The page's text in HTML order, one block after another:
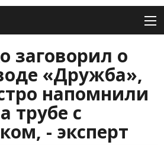
заговорил о
«Дружба»,
напомнили
трубе с
- эксперт